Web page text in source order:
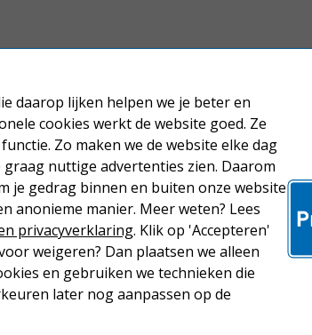
daarop lijken helpen we je beter en
cookies werkt de website goed. Ze
Zo maken we de website elke dag
nuttige advertenties zien. Daarom
je gedrag binnen en buiten onze website
anonieme manier. Meer weten? Lees
privacyverklaring. Klik op 'Accepteren'
weigeren? Dan plaatsen we alleen
en gebruiken we technieken die
later nog aanpassen op de